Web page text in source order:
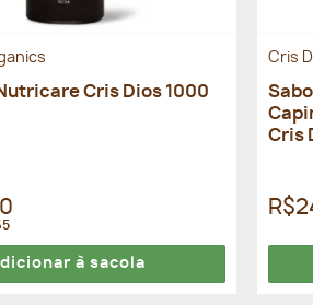
Cris Dios 1000
à sacola
Cris
Cris